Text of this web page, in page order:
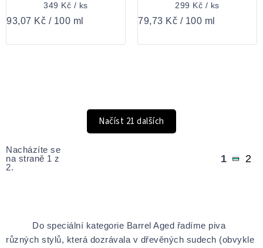
349 Kč / ks
Měrná
93,07 Kč / 100 ml
299 Kč / ks
Měrná
79,73 Kč / 100 ml
Načíst 21 dalších
Nacházíte se
na straně 1 z
2.
1 2
Do speciální kategorie Barrel Aged řadíme piva
různých stylů, která dozrávala v dřevěných sudech (obvykle